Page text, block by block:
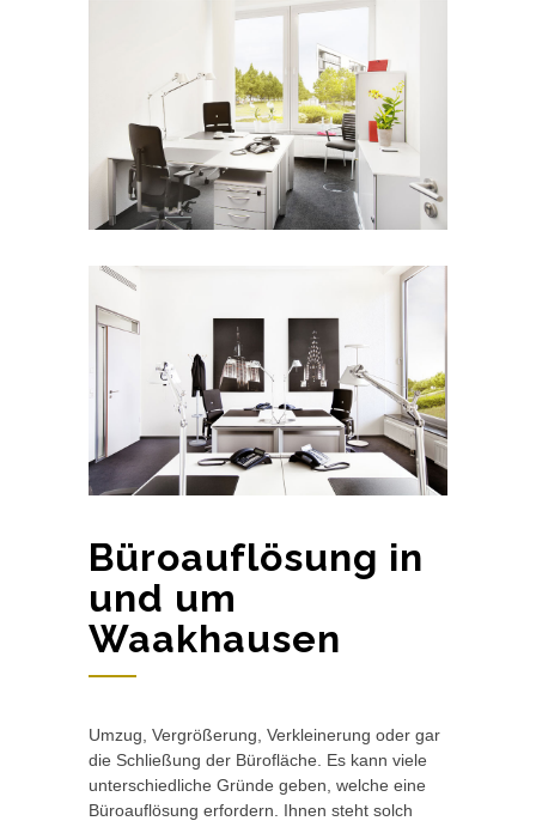
Büroauflösung in
und um
Waakhausen
Umzug, Vergrößerung, Verkleinerung oder gar
die Schließung der Bürofläche. Es kann viele
unterschiedliche Gründe geben, welche eine
Büroauflösung erfordern. Ihnen steht solch